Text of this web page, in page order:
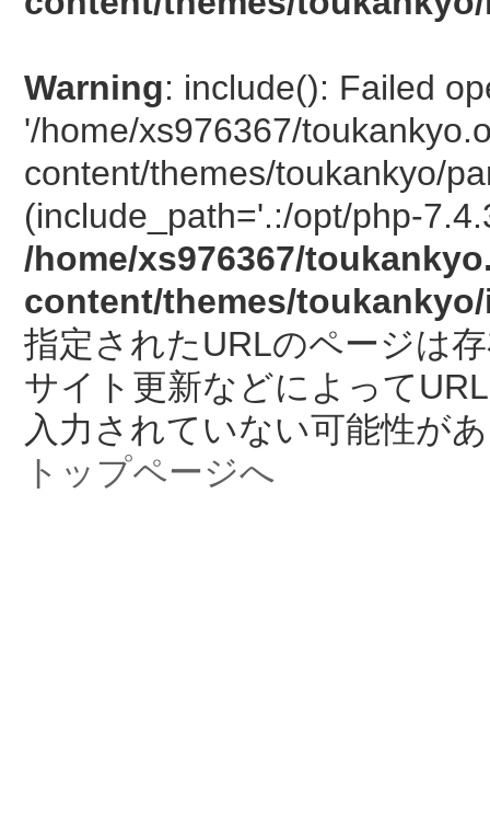
Warning: include(): Failed
'/home/xs976367/
content/themes/toukankyo/
(include_path='.:/opt/php-
/home/xs976367/
content/themes/
指定されたURLのページは
サイト更新などによって
入力されていない可能性が
トップページへ